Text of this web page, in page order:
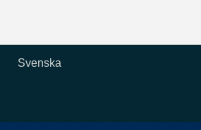
Svenska